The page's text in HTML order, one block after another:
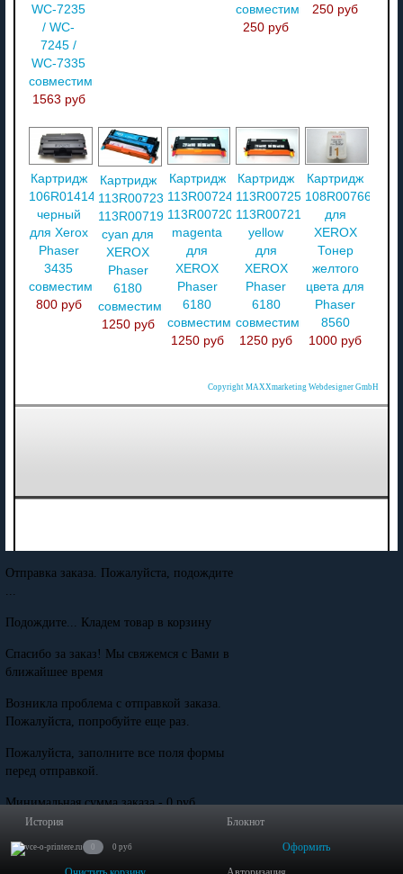
WC-7235
/ WC-
7245 /
WC-7335
совместимый
1563 руб
совместимый
250 руб
250 руб
Картридж
106R01414
черный
для Xerox
Phaser
3435
совместимый
800 руб
Картридж
113R00723
113R00719
cyan для
XEROX
Phaser
6180
совместимый
1250 руб
Картридж
113R00724
113R00720
magenta
для
XEROX
Phaser
6180
совместимый
1250 руб
Картридж
113R00725
113R00721
yellow
для
XEROX
Phaser
6180
совместимый
1250 руб
Картридж
108R00766
для
XEROX
Тонер
желтого
цвета для
Phaser
8560
1000 руб
Copyright MAXXmarketing Webdesigner GmbH
История Блокнот
0 0 руб
Оформить
Отправка заказа. Пожалуйста, подождите
...
Подождите... Кладем товар в корзину
Спасибо за заказ! Мы свяжемся с Вами в
ближайшее время
Возникла проблема с отправкой заказа.
Пожалуйста, попробуйте еще раз.
Пожалуйста, заполните все поля формы
перед отправкой.
Минимальная сумма заказа - 0 руб.